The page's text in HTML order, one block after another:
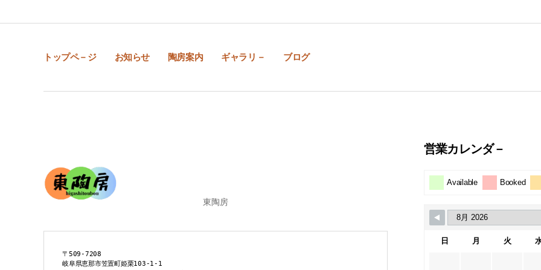
トップペ－ジ お知らせ 陶房案内 ギャラリ－ ブログ
東陶房
〒509-7208
岐阜県恵那市笠置町姫栗103-1-1
営業カレンダ－
Available Booked
日 月 火